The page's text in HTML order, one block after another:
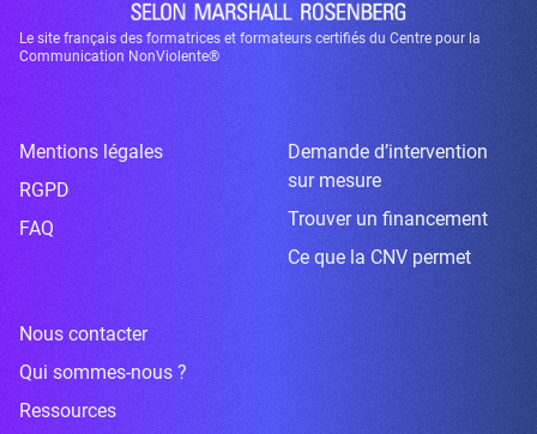
Le site français des formatrices et formateurs certifiés du Centre pour la
Communication NonViolente®
Mentions légales
RGPD
FAQ
Demande d’intervention
sur mesure
Trouver un financement
Ce que la CNV permet
Nous contacter
Qui sommes-nous ?
Ressources